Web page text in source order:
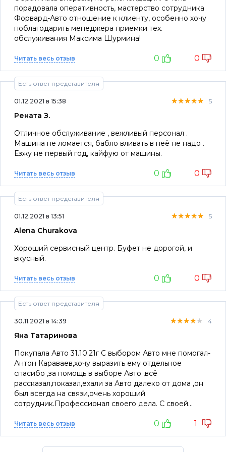
порадовала оперативность, мастерство сотрудника
Форвард-Авто отношение к клиенту, особенно хочу
поблагодарить менеджера приемки тех.
обслуживания Максима Шурмина!
Читать весь отзыв 0 0
Есть ответ представителя
01.12.2021 в 15:38 ★★★★★
★★★★★
★★★★★ 5
Рената З.
Отличное обслуживание , вежливый персонал .
Машина не ломается, бабло вливать в неё не надо .
Езжу не первый год, кайфую от машины.
Читать весь отзыв 0 0
Есть ответ представителя
01.12.2021 в 13:51 ★★★★★
★★★★★
★★★★★ 5
Alena Churakova
Хороший сервисный центр. Буфет не дорогой, и
вкусный.
Читать весь отзыв 0 0
Есть ответ представителя
30.11.2021 в 14:39 ★★★★★
★★★★★
★★★★★ 4
Яна Татаринова
Покупала Авто 31.10.21г С выбором Авто мне помогал-
Антон Караваев,хочу выразить ему отдельное
спасибо ,за помощь в выборе Авто ,всё
рассказал,показал,ехали за Авто далеко от дома ,он
был всегда на связи,очень хороший
сотрудник.Профессионал своего дела. С своей
,объясняю почему - Авто было куплено .По приезду
домой (900км) Авто сломалось,полетел двигатель.
Читать весь отзыв 0 1